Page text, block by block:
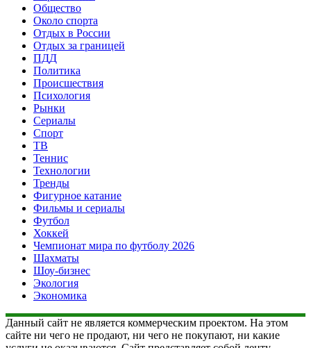
Общество
Около спорта
Отдых в России
Отдых за границей
ПДД
Политика
Происшествия
Психология
Рынки
Сериалы
Спорт
ТВ
Теннис
Технологии
Тренды
Фигурное катание
Фильмы и сериалы
Футбол
Хоккей
Чемпионат мира по футболу 2026
Шахматы
Шоу-бизнес
Экология
Экономика
Данный сайт не является коммерческим проектом. На этом
сайте ни чего не продают, ни чего не покупают, ни какие